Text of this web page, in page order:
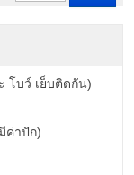
โบว์ เย็บติดกัน)
ค่าปัก)